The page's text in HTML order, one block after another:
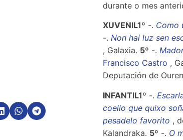
durante o mes
XUVENIL1º -. Como
-. Non hai luz sen
, Galaxia. 5º -.
Francisco Castro ,
Deputación de
INFANTIL1º -.
coello que quixo
pesadelo favorito ,
Kalandraka. 5º -. O